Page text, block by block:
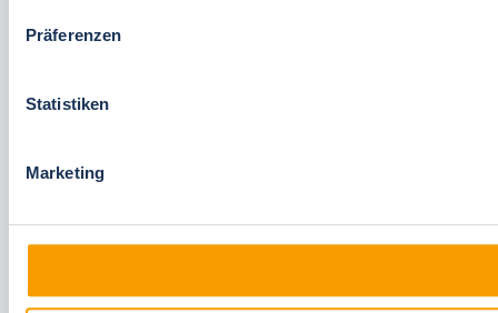
Präferenzen
Statistiken
Marketing